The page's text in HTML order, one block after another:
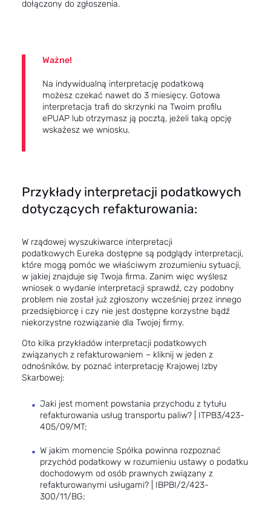
dołączony do zgłoszenia.
Ważne!
Na indywidualną interpretację podatkową
możesz czekać nawet do 3 miesięcy. Gotowa
interpretacja trafi do skrzynki na Twoim profilu
ePUAP lub otrzymasz ją pocztą, jeżeli taką opcję
wskażesz we wniosku.
Przykłady interpretacji podatkowych
dotyczących refakturowania:
W rządowej wyszukiwarce interpretacji
podatkowych Eureka dostępne są podglądy interpretacji,
które mogą pomóc we właściwym zrozumieniu sytuacji,
w jakiej znajduje się Twoja firma. Zanim więc wyślesz
wniosek o wydanie interpretacji sprawdź, czy podobny
problem nie został już zgłoszony wcześniej przez innego
przedsiębiorcę i czy nie jest dostępne korzystne bądź
niekorzystne rozwiązanie dla Twojej firmy.
Oto kilka przykładów interpretacji podatkowych
związanych z refakturowaniem – kliknij w jeden z
odnośników, by poznać interpretację Krajowej Izby
Skarbowej:
Jaki jest moment powstania przychodu z tytułu
refakturowania usług transportu paliw? | ITPB3/423-
405/09/MT;
W jakim momencie Spółka powinna rozpoznać
przychód podatkowy w rozumieniu ustawy o podatku
dochodowym od osób prawnych związany z
refakturowanymi usługami? | IBPBI/2/423-
300/11/BG;